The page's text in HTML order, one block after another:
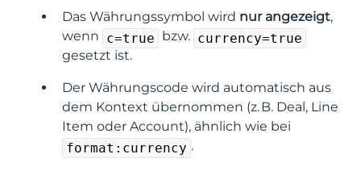
Das Währungssymbol wird nur angezeigt,
wenn c=true bzw. currency=true
gesetzt ist.
Der Währungscode wird automatisch aus
dem Kontext übernommen (z. B. Deal, Line
Item oder Account), ähnlich wie bei
format:currency .